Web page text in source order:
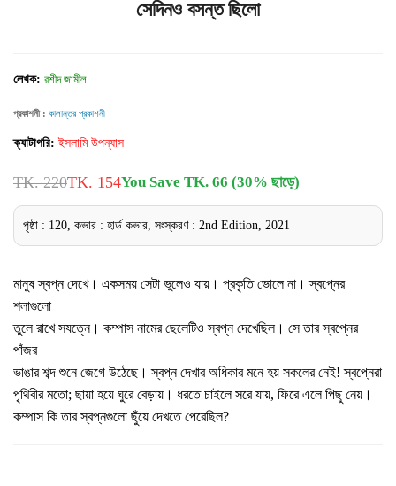
সেদিনও বসন্ত ছিলো
লেখক: রশীদ জামীল
প্রকাশনী : কালান্তর প্রকাশনী
ক্যাটাগরি: ইসলামি উপন্যাস
TK. 220TK. 154You Save TK. 66 (30% ছাড়ে)
পৃষ্ঠা : 120, কভার : হার্ড কভার, সংস্করণ : 2nd Edition, 2021
মানুষ স্বপ্ন দেখে। একসময় সেটা ভুলেও যায়। প্রকৃতি ভোলে না। স্বপ্নের
শলাগুলো
তুলে রাখে সযত্নে। কম্পাস নামের ছেলেটিও স্বপ্ন দেখেছিল। সে তার স্বপ্নের
পাঁজর
ভাঙার শব্দ শুনে জেগে উঠেছে। স্বপ্ন দেখার অধিকার মনে হয় সকলের নেই! স্বপ্নেরা
পৃথিবীর মতো; ছায়া হয়ে ঘুরে বেড়ায়। ধরতে চাইলে সরে যায়, ফিরে এলে পিছু নেয়।
কম্পাস কি তার স্বপ্নগুলো ছুঁয়ে দেখতে পেরেছিল?